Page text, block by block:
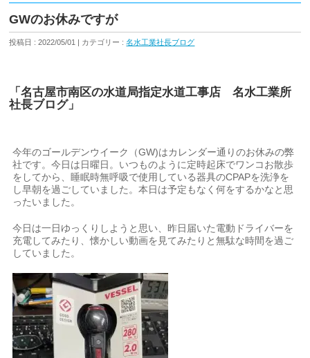
GWのお休みですが
投稿日 : 2022/05/01 | カテゴリー :名水工業社長ブログ
「名古屋市南区の水道局指定水道工事店 名水工業所
社長ブログ」
今年のゴールデンウイーク（GW)はカレンダー通りのお休みの弊
社です。今日は日曜日。いつものように定時起床でワンコお散歩
をしてから、睡眠時無呼吸で使用している器具のCPAPを洗浄を
し早朝を過ごしていました。本日は予定もなく何をするかなと思
ったいました。
今日は一日ゆっくりしようと思い、昨日届いた電動ドライバーを
充電してみたり、懐かしい動画を見てみたりと無駄な時間を過ご
していました。